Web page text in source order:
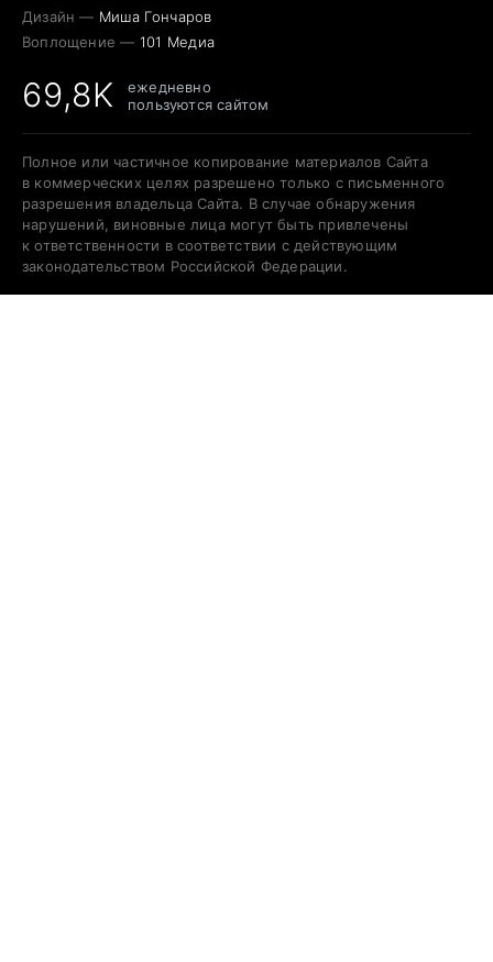
Дизайн — Миша Гончаров
Воплощение — 101 Медиа
69,8K
ежедневно
пользуются сайтом
Полное или частичное копирование материалов Сайта
в коммерческих целях разрешено только с письменного
разрешения владельца Сайта. В случае обнаружения
нарушений, виновные лица могут быть привлечены
к ответственности в соответствии с действующим
законодательством Российской Федерации.